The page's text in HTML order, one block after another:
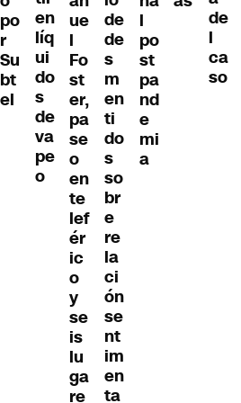
po
r
Su
bt
el
en
líq
ui
do
s
de
va
pe
o
ue
l
Fo
st
er,
pa
se
o
en
te
lef
ér
ic
o
y
se
is
lu
ga
re
de
de
s
m
en
ti
do
s
so
br
e
re
la
ci
ón
se
nt
im
en
ta
l
po
st
pa
nd
e
mi
a
de
l
ca
so